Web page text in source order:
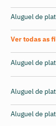
Aluguel de
Ver todas as
Aluguel de
Aluguel de
Aluguel de